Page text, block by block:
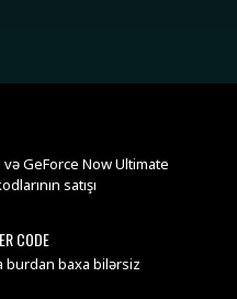
GeForce Now Ultimate
satışı
CODE
burdan baxa bilərsiz